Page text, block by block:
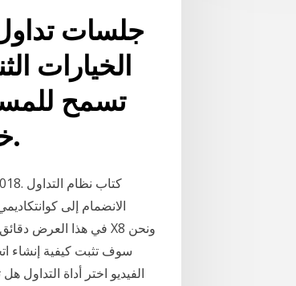
جلسات
الخيارات
تسمح
خلال تنبؤ أسعار الأصول داخل السوق.
سوف تثبت كيفية إنشاء
الفيديو اختر أداة التداول